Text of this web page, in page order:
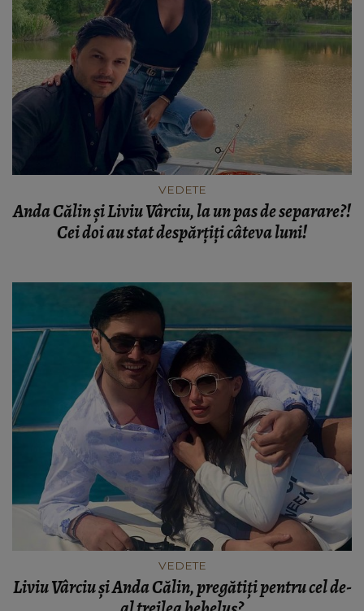
VEDETE
Anda Călin și Liviu Vârciu, la un pas de separare?!
Cei doi au stat despărțiți câteva luni!
VEDETE
Liviu Vârciu și Anda Călin, pregătiți pentru cel de-